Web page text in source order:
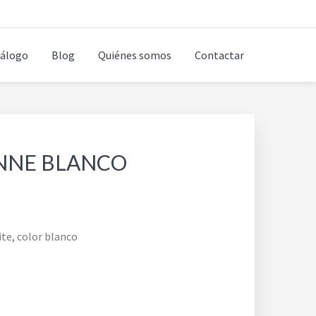
Blog Quiénes somos Contactar
BLANCO
color blanco